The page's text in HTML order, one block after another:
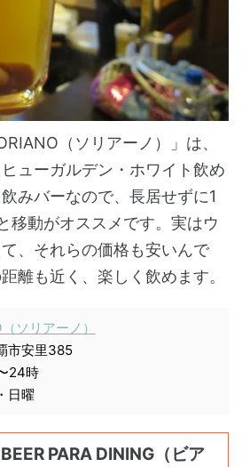
（ソリアーノ）」は、
ューガルデン・ホワイト飲め
みバーなので、長居せずに1
移動がオススメです。実はウ
、それらの価格も安いんで
離も近く、楽しく飲めます。
ソリアーノ）
市安里385
24時
日曜
PARA DINING（ビア